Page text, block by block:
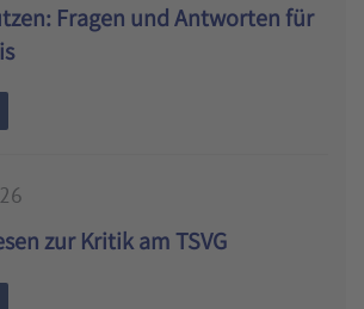
Fragen und Antworten für
zur Kritik am TSVG